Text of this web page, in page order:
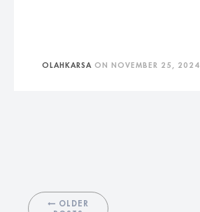
OLAHKARSA ON NOVEMBER 25, 2024
OLDER